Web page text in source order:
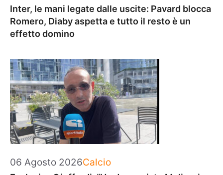
Inter, le mani legate dalle uscite: Pavard blocca
Romero, Diaby aspetta e tutto il resto è un
effetto domino
06 Agosto 2026Categorie
Calcio